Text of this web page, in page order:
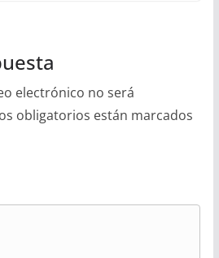
electrónico no será
obligatorios están marcados